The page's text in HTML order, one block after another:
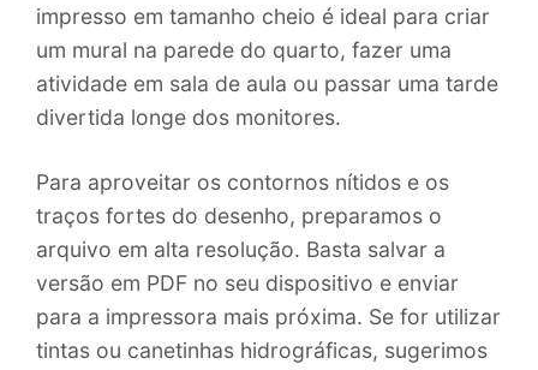
impresso em tamanho cheio é ideal para criar
um mural na parede do quarto, fazer uma
atividade em sala de aula ou passar uma tarde
divertida longe dos monitores.
Para aproveitar os contornos nítidos e os
traços fortes do desenho, preparamos o
arquivo em alta resolução. Basta salvar a
versão em PDF no seu dispositivo e enviar
para a impressora mais próxima. Se for utilizar
tintas ou canetinhas hidrográficas, sugerimos